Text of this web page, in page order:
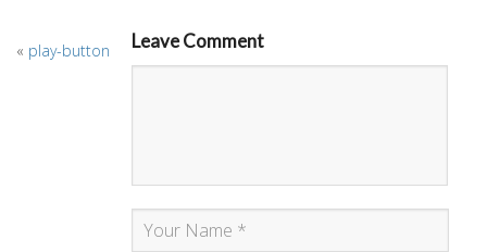
« play-button Leave Comment